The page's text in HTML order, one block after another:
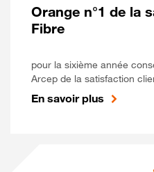
Orange n°1 de la
Fibre
pour la sixième année
Arcep de la satisfaction
En savoir plus